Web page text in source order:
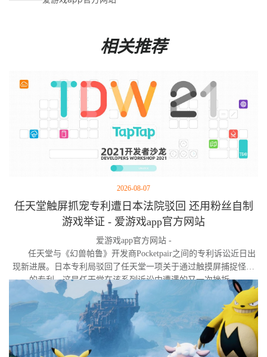
相关推荐
2026-08-07
任天堂触屏抓宠专利遭日本法院驳回 还用粉丝自制
游戏举证 - 爱游戏app官方网站
爱游戏app官方网站 -
任天堂与《幻兽帕鲁》开发商Pocketpair之间的专利诉讼近日出
现新进展。日本专利局驳回了任天堂一项关于通过触摸屏捕捉怪物
的专利，这是任天堂在该系列诉讼中遭遇的又一次挫折。